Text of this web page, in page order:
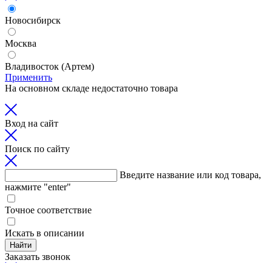
Новосибирск
Москва
Владивосток (Артем)
Применить
На основном складе недостаточно товара
Вход на сайт
Поиск по сайту
Введите название или код товара,
нажмите "enter"
Точное соответствие
Искать в описании
Найти
Заказать звонок